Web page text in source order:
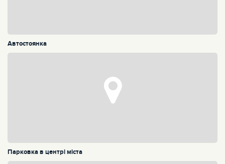
Автостоянка
Парковка в центрі міста